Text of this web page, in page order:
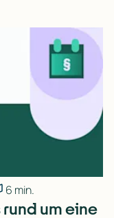
6 min.
um eine